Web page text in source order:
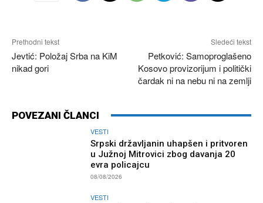
Prethodni tekst
Jevtić: Položaj Srba na KiM
nikad gori
Sledeći tekst
Petković: Samoproglašeno
Kosovo provizorijum i politički
čardak ni na nebu ni na zemlji
POVEZANI ČLANCI
VESTI
Srpski državljanin uhapšen i pritvoren
u Južnoj Mitrovici zbog davanja 20
evra policajcu
08/08/2026
VESTI